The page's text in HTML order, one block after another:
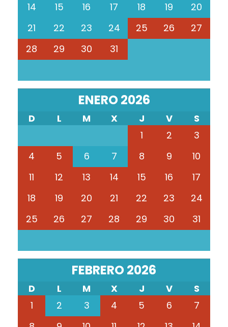
14
15 16 17 18 19
20
21
22 23 24 25 26
27
28
29 30 31
ENERO 2026
D L M X J V
S
1
2
3
4
5 6 7 8 9
10
11
12 13 14 15 16
17
18
19 20 21 22 23
24
25
26 27 28 29 30 31
FEBRERO 2026
D L M X J V
S
1
2 3 4 5 6
7